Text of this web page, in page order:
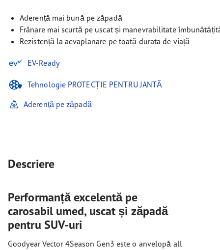
Aderență mai bună pe zăpadă
Frânare mai scurtă pe uscat și manevrabilitate
Rezistență la acvaplanare pe toată durata de viață
EV-Ready
Tehnologie PROTECȚIE PENTRU JANTĂ
Aderență pe zăpadă
Descriere
Performanță excelentă pe
carosabil umed, uscat și zăpadă
pentru SUV-uri
Goodyear Vector 4Season Gen3 este o anvelopă all